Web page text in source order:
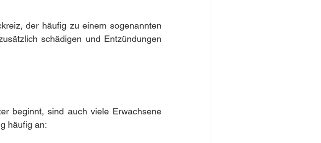
der häufig zu einem sogenannten
schädigen und Entzündungen
beginnt, sind auch viele Erwachsene
häufig an: